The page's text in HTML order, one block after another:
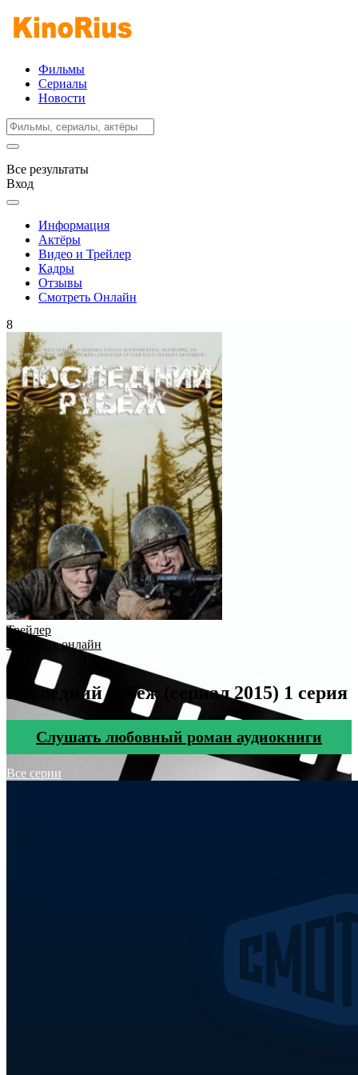
Фильмы
Сериалы
Новости
Все результаты
Вход
Информация
Актёры
Видео и Трейлер
Кадры
Отзывы
Смотреть Онлайн
8
Трейлер
Смотреть онлайн
Последний рубеж (сериал 2015) 1 серия
Cлушать любовный роман аудиокниги
Все серии